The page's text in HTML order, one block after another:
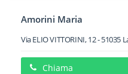
Amorini Maria
Via ELIO VITTORINI, 12-51035
Chiama